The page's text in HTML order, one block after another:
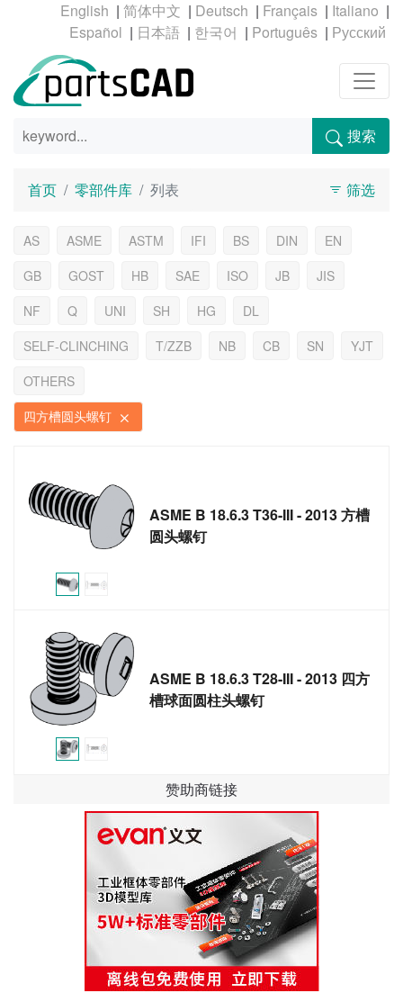
| | | |
|
|
| | |
搜索
首页 零部件库 列表 筛选
AS ASME ASTM IFI BS DIN
EN
GB
GOST HB SAE ISO JB
JIS
NF
Q UNI SH HG
DL
SELF-CLINCHING
T/ZZB NB CB SN
YJT
OTHERS
四方槽圆头螺钉
ASME B 18.6.3 T36-III - 2013 方槽
圆头螺钉
ASME B 18.6.3 T28-III - 2013 四方
槽球面圆柱头螺钉
赞助商链接